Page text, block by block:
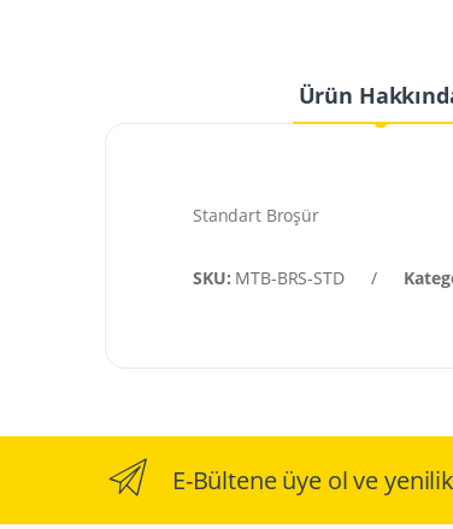
Ürün
Standart Broşür
SKU: MTB-BRS-STD /
E-Bültene üye ol ve